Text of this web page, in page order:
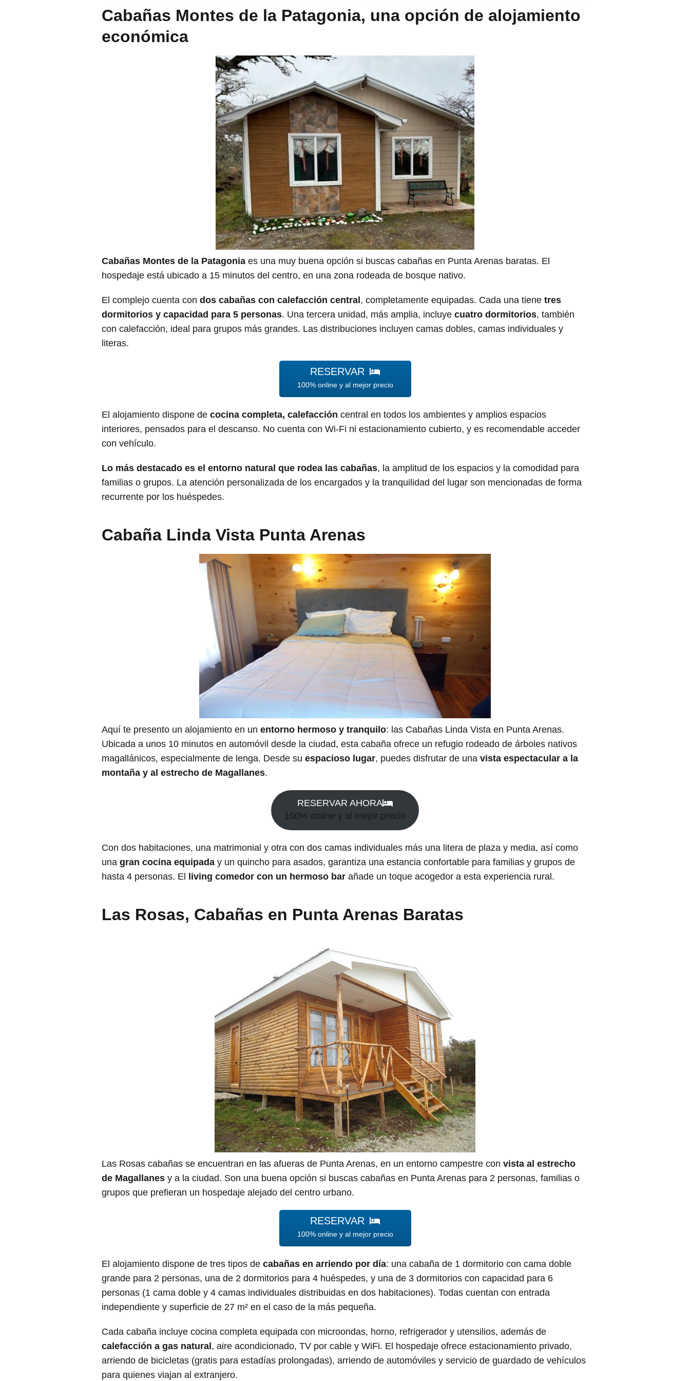
Cabañas Montes de la Patagonia, una opción de alojamiento
económica
Cabañas Montes de la Patagonia es una muy buena opción si buscas cabañas en Punta Arenas baratas. El
hospedaje está ubicado a 15 minutos del centro, en una zona rodeada de bosque nativo.
El complejo cuenta con dos cabañas con calefacción central, completamente equipadas. Cada una tiene tres
dormitorios y capacidad para 5 personas. Una tercera unidad, más amplia, incluye cuatro dormitorios, también
con calefacción, ideal para grupos más grandes. Las distribuciones incluyen camas dobles, camas individuales y
literas.
RESERVAR
100% online y al mejor precio
El alojamiento dispone de cocina completa, calefacción central en todos los ambientes y amplios espacios
interiores, pensados para el descanso. No cuenta con Wi-Fi ni estacionamiento cubierto, y es recomendable acceder
con vehículo.
Lo más destacado es el entorno natural que rodea las cabañas, la amplitud de los espacios y la comodidad para
familias o grupos. La atención personalizada de los encargados y la tranquilidad del lugar son mencionadas de forma
recurrente por los huéspedes.
Cabaña Linda Vista Punta Arenas
Aquí te presento un alojamiento en un entorno hermoso y tranquilo: las Cabañas Linda Vista en Punta Arenas.
Ubicada a unos 10 minutos en automóvil desde la ciudad, esta cabaña ofrece un refugio rodeado de árboles nativos
magallánicos, especialmente de lenga. Desde su espacioso lugar, puedes disfrutar de una vista espectacular a la
montaña y al estrecho de Magallanes.
RESERVAR AHORA
100% online y al mejor precio
Con dos habitaciones, una matrimonial y otra con dos camas individuales más una litera de plaza y media, así como
una gran cocina equipada y un quincho para asados, garantiza una estancia confortable para familias y grupos de
hasta 4 personas. El living comedor con un hermoso bar añade un toque acogedor a esta experiencia rural.
Las Rosas, Cabañas en Punta Arenas Baratas
Las Rosas cabañas se encuentran en las afueras de Punta Arenas, en un entorno campestre con vista al estrecho
de Magallanes y a la ciudad. Son una buena opción si buscas cabañas en Punta Arenas para 2 personas, familias o
grupos que prefieran un hospedaje alejado del centro urbano.
RESERVAR
100% online y al mejor precio
El alojamiento dispone de tres tipos de cabañas en arriendo por día: una cabaña de 1 dormitorio con cama doble
grande para 2 personas, una de 2 dormitorios para 4 huéspedes, y una de 3 dormitorios con capacidad para 6
personas (1 cama doble y 4 camas individuales distribuidas en dos habitaciones). Todas cuentan con entrada
independiente y superficie de 27 m² en el caso de la más pequeña.
Cada cabaña incluye cocina completa equipada con microondas, horno, refrigerador y utensilios, además de
calefacción a gas natural, aire acondicionado, TV por cable y WiFi. El hospedaje ofrece estacionamiento privado,
arriendo de bicicletas (gratis para estadías prolongadas), arriendo de automóviles y servicio de guardado de vehículos
para quienes viajan al extranjero.